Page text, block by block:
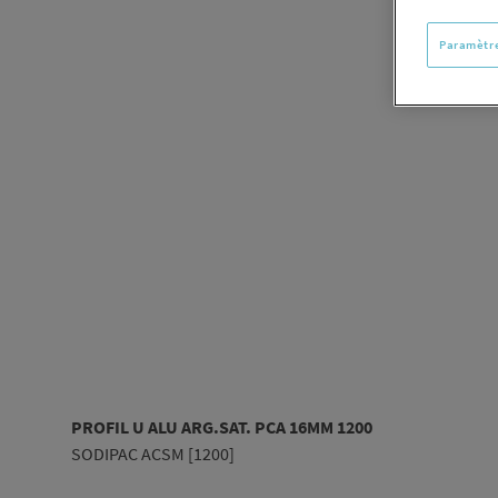
PROFIL U ALU ARG.SAT. PCA 16MM 1200
SODIPAC ACSM [1200]